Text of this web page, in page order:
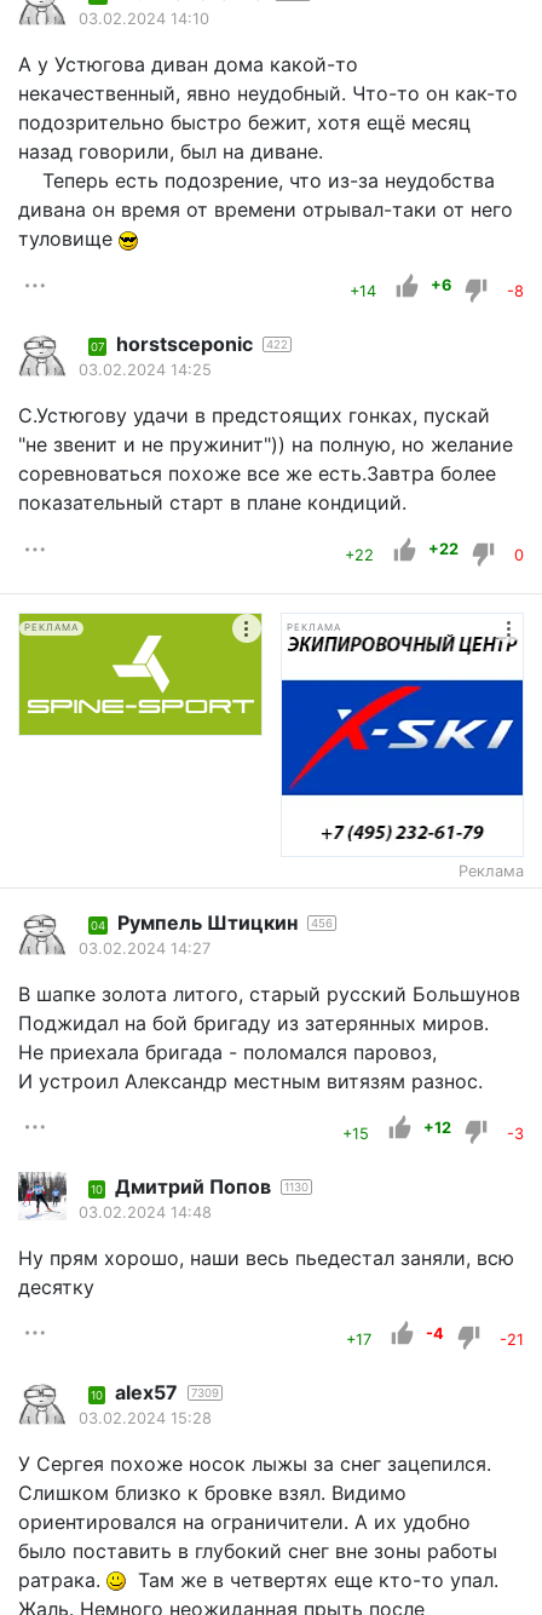
03.02.2024 14:10
А у Устюгова диван дома какой-то
некачественный, явно неудобный. Что-то он как-то
подозрительно быстро бежит, хотя ещё месяц
назад говорили, был на диване.
Теперь есть подозрение, что из-за неудобства
дивана он время от времени отрывал-таки от него
туловище
+14 +6 -8
07 horstsceponic 422
03.02.2024 14:25
С.Устюгову удачи в предстоящих гонках, пускай
"не звенит и не пружинит")) на полную, но желание
соревноваться похоже все же есть.Завтра более
показательный старт в плане кондиций.
+22 +22 0
РЕКЛАМА РЕКЛАМА
Реклама
04 Румпель Штицкин 456
03.02.2024 14:27
В шапке золота литого, старый русский Большунов
Поджидал на бой бригаду из затерянных миров.
Не приехала бригада - поломался паровоз,
И устроил Александр местным витязям разнос.
+15 +12 -3
10 Дмитрий Попов 1130
03.02.2024 14:48
Ну прям хорошо, наши весь пьедестал заняли, всю
десятку
+17 -4 -21
10 alex57 7309
03.02.2024 15:28
У Сергея похоже носок лыжы за снег зацепился.
Слишком близко к бровке взял. Видимо
ориентировался на ограничители. А их удобно
было поставить в глубокий снег вне зоны работы
ратрака.
Там же в четвертях еще кто-то упал.
Жаль. Немного неожиданная прыть после